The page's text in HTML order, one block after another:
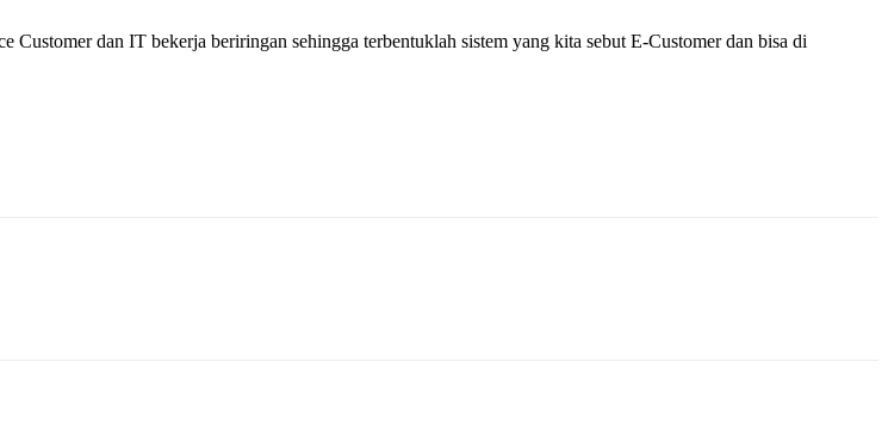
dan IT bekerja beriringan sehingga terbentuklah sistem yang kita sebut E-Customer dan bisa di